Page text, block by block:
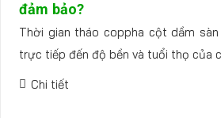
đảm bảo?
Thời gian tháo coppha cột dầm
trực tiếp đến độ bền và tuổi thọ của
Chi tiết